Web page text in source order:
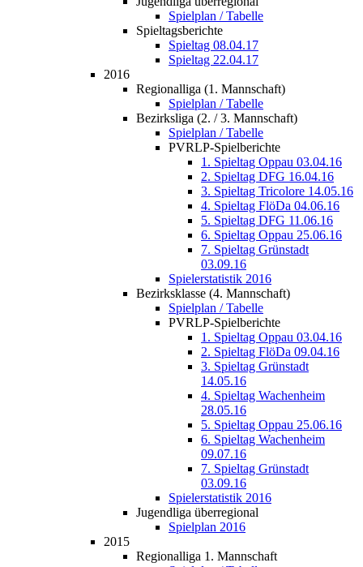
Spielplan / Tabelle
Spieltagsberichte
Spieltag 08.04.17
Spieltag 22.04.17
2016
Regionalliga (1. Mannschaft)
Spielplan / Tabelle
Bezirksliga (2. / 3. Mannschaft)
Spielplan / Tabelle
PVRLP-Spielberichte
1. Spieltag Oppau 03.04.16
2. Spieltag DFG 16.04.16
3. Spieltag Tricolore 14.05.16
4. Spieltag FlöDa 04.06.16
5. Spieltag DFG 11.06.16
6. Spieltag Oppau 25.06.16
7. Spieltag Grünstadt
03.09.16
Spielerstatistik 2016
Bezirksklasse (4. Mannschaft)
Spielplan / Tabelle
PVRLP-Spielberichte
1. Spieltag Oppau 03.04.16
2. Spieltag FlöDa 09.04.16
3. Spieltag Grünstadt
14.05.16
4. Spieltag Wachenheim
28.05.16
5. Spieltag Oppau 25.06.16
6. Spieltag Wachenheim
09.07.16
7. Spieltag Grünstadt
03.09.16
Spielerstatistik 2016
Jugendliga überregional
Spielplan 2016
2015
Regionalliga 1. Mannschaft